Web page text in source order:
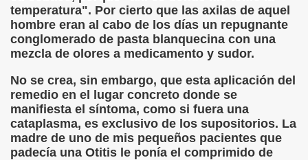
temperatura". Por cierto que las axilas de aquel
hombre eran al cabo de los días un repugnante
conglomerado de pasta blanquecina con una
mezcla de olores a medicamento y sudor.
No se crea, sin embargo, que esta aplicación del
remedio en el lugar concreto donde se
manifiesta el síntoma, como si fuera una
cataplasma, es exclusivo de los supositorios. La
madre de uno de mis pequeños pacientes que
padecía una Otitis le ponía el comprimido de